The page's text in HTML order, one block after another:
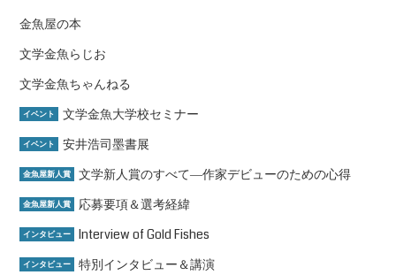
金魚屋の本
文学金魚らじお
文学金魚ちゃんねる
イベント 文学金魚大学校セミナー
イベント 安井浩司墨書展
金魚屋新人賞 文学新人賞のすべて―作家デビューのための心得
金魚屋新人賞 応募要項＆選考経緯
インタビュー Interview of Gold Fishes
インタビュー 特別インタビュー＆講演